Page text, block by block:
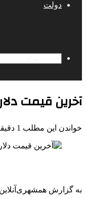
دولت
آخرین قیمت
خواندن این مطلب 1 دقیقه زمان میبرد
به گزارش همشهری‌آنلاین، بازار ارز تجاری امروز یکشنبه ۲۳ آذر ۱۴۰۴ با